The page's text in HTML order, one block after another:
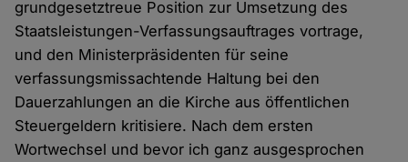
grundgesetztreue Position zur Umsetzung des
Staatsleistungen-Verfassungsauftrages vortrage,
und den Ministerpräsidenten für seine
verfassungsmissachtende Haltung bei den
Dauerzahlungen an die Kirche aus öffentlichen
Steuergeldern kritisiere. Nach dem ersten
Wortwechsel und bevor ich ganz ausgesprochen